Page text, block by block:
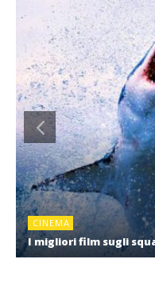
CINEMA
I migliori film sugli